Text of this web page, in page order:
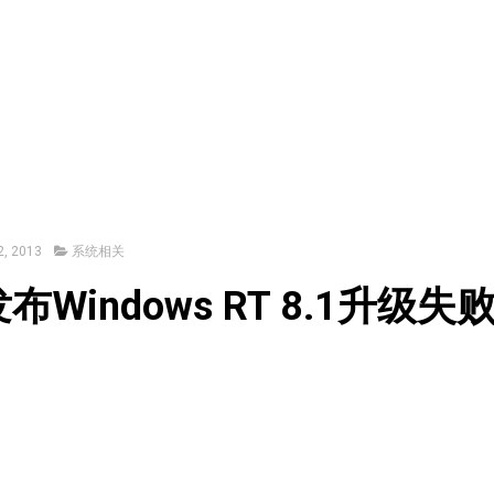
2013 系统相关
布Windows RT 8.1升级失